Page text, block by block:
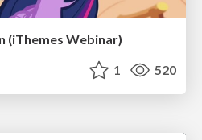
(iThemes Webinar)
1 520